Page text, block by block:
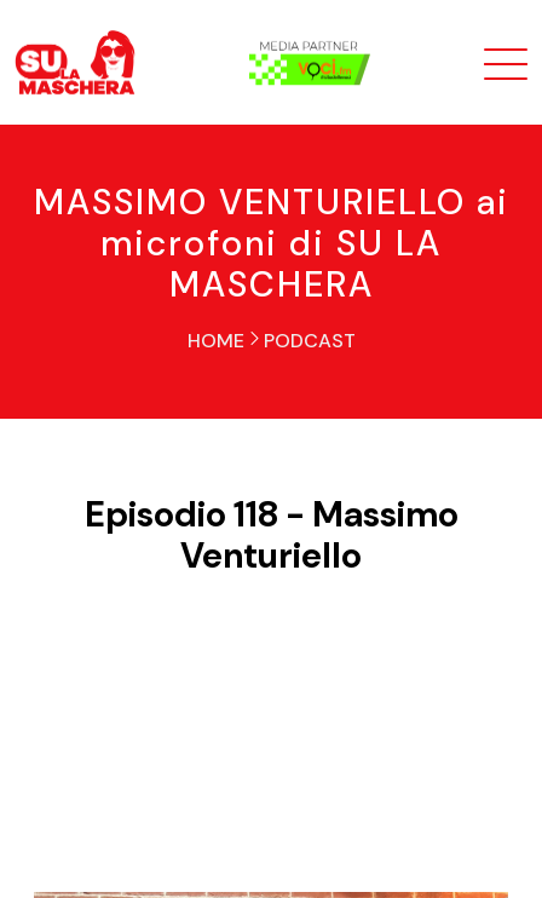
MASSIMO VENTURIELLO ai
microfoni di SU LA
MASCHERA
HOME PODCAST
Episodio 118 - Massimo
Venturiello